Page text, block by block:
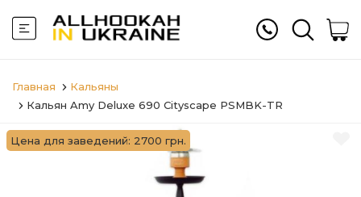
Главная
Кальяны
Кальян Amy Deluxe 690 Cityscape PSMBK-TR
Цена для заведений: 2700 грн.